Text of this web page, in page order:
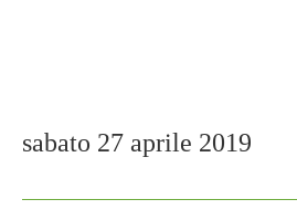
sabato 27 aprile 2019